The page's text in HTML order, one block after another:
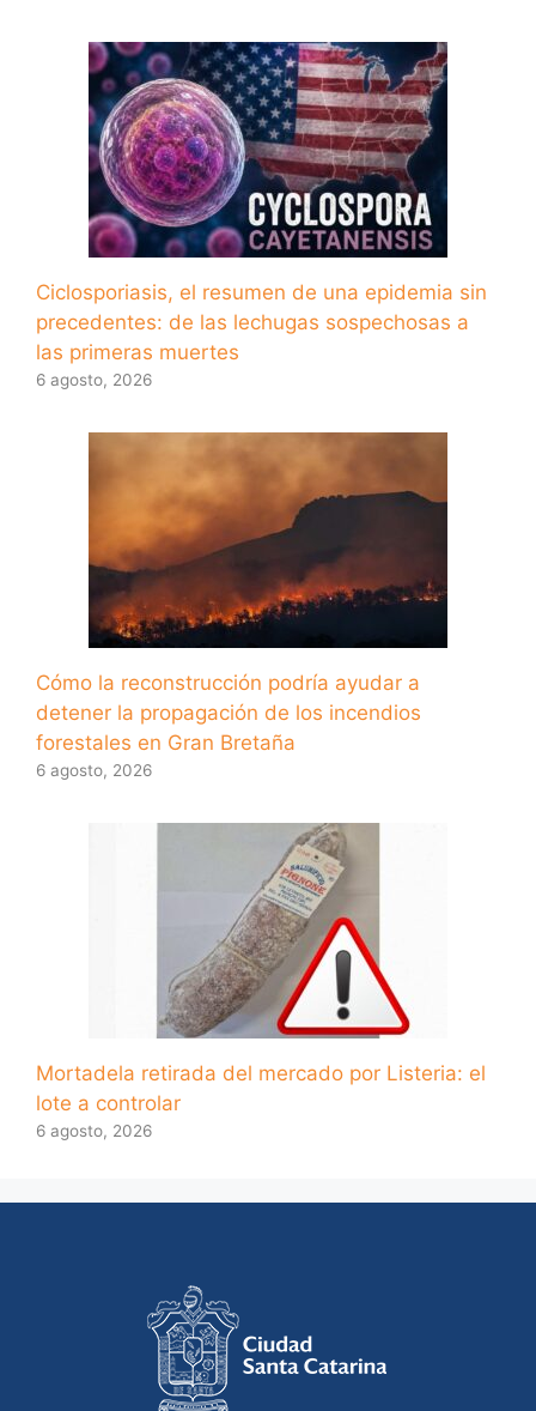
Ciclosporiasis, el resumen de una epidemia sin
precedentes: de las lechugas sospechosas a
las primeras muertes
6 agosto, 2026
Cómo la reconstrucción podría ayudar a
detener la propagación de los incendios
forestales en Gran Bretaña
6 agosto, 2026
Mortadela retirada del mercado por Listeria: el
lote a controlar
6 agosto, 2026